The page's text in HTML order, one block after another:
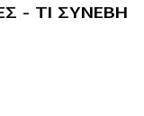
– ΤΙ ΣΥΝΕΒΗ